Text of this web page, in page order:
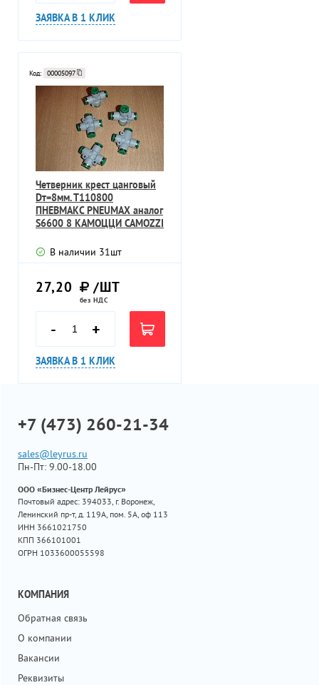
ЗАЯВКА В 1 КЛИК
Код: 00005097
Четверник крест цанговый
Dт=8мм. Т110800
ПНЕВМАКС PNEUMAX аналог
S6600 8 КАМОЦЦИ CAMOZZI
В наличии 31шт
27,20 /ШТ
без НДС
- +
ЗАЯВКА В 1 КЛИК
+7 (473) 260-21-34
sales@leyrus.ru
Пн-Пт: 9.00-18.00
ООО «Бизнес-Центр Лейрус»
Почтовый адрес: 394033, г. Воронеж,
Ленинский пр-т, д. 119А, пом. 5А, оф 113
ИНН 3661021750
КПП 366101001
ОГРН 1033600055598
КОМПАНИЯ
Обратная связь
О компании
Вакансии
Реквизиты